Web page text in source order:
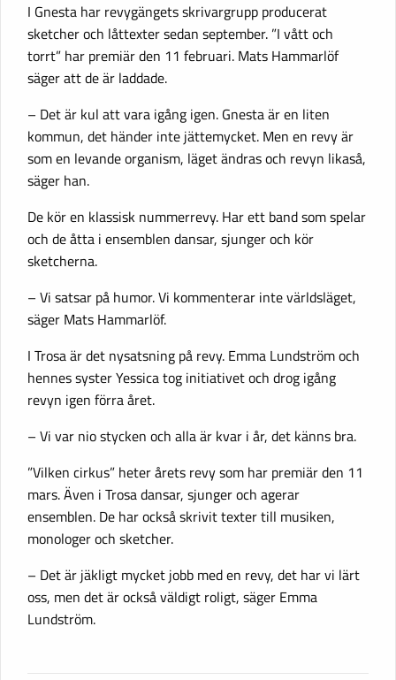
I Gnesta har revygängets skrivargrupp producerat
sketcher och låttexter sedan september. ”I vått och
torrt” har premiär den 11 februari. Mats Hammarlöf
säger att de är laddade.
– Det är kul att vara igång igen. Gnesta är en liten
kommun, det händer inte jättemycket. Men en revy är
som en levande organism, läget ändras och revyn likaså,
säger han.
De kör en klassisk nummerrevy. Har ett band som spelar
och de åtta i ensemblen dansar, sjunger och kör
sketcherna.
– Vi satsar på humor. Vi kommenterar inte världsläget,
säger Mats Hammarlöf.
I Trosa är det nysatsning på revy. Emma Lundström och
hennes syster Yessica tog initiativet och drog igång
revyn igen förra året.
– Vi var nio stycken och alla är kvar i år, det känns bra.
”Vilken cirkus” heter årets revy som har premiär den 11
mars. Även i Trosa dansar, sjunger och agerar
ensemblen. De har också skrivit texter till musiken,
monologer och sketcher.
– Det är jäkligt mycket jobb med en revy, det har vi lärt
oss, men det är också väldigt roligt, säger Emma
Lundström.